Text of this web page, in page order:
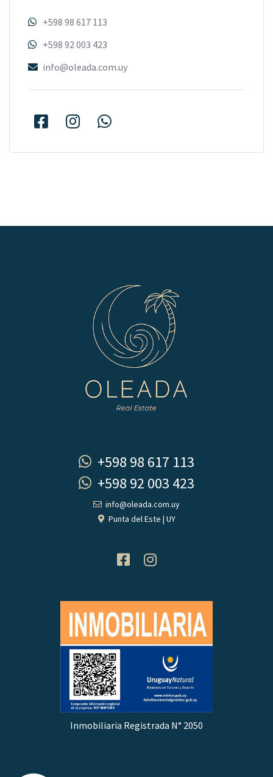
+598 98 617 113
+598 92 003 423
info@oleada.com.uy
+598 98 617 113
+598 92 003 423
info@oleada.com.uy
Punta del Este | UY
Inmobiliaria Registrada N° 2050